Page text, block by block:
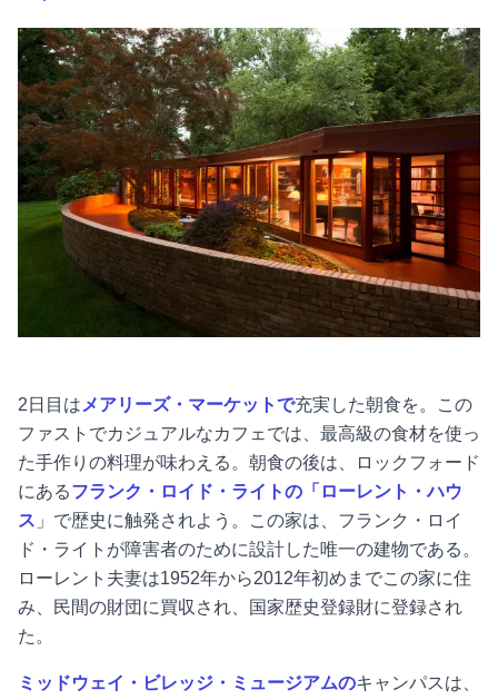
2日目は メアリーズ・マーケットで充実した朝食を。この
ファストでカジュアルなカフェでは、最高級の食材を使っ
た手作りの料理が味わえる。朝食の後は、ロックフォード
にあるフランク・ロイド・ライトの「ローレント・ハウ
ス 」で歴史に触発されよう。この家は、フランク・ロイ
ド・ライトが障害者のために設計した唯一の建物である。
ローレント夫妻は1952年から2012年初めまでこの家に住
み、民間の財団に買収され、国家歴史登録財に登録され
た。
ミッドウェイ・ビレッジ・ミュージアムのキャンパスは、